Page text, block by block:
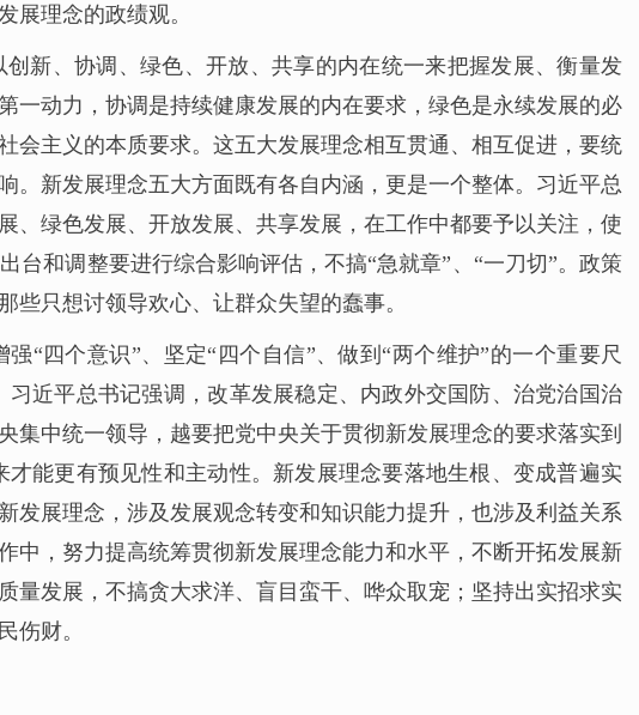
展理念的政绩观。
新、协调、绿色、开放、共享的内在统一来把握发展、衡量发
一动力，协调是持续健康发展的内在要求，绿色是永续发展的必
会主义的本质要求。这五大发展理念相互贯通、相互促进，要统
新发展理念五大方面既有各自内涵，更是一个整体。习近平总
绿色发展、开放发展、共享发展，在工作中都要予以关注，使
和调整要进行综合影响评估，不搞“急就章”、“一刀切”。政策
只想讨领导欢心、让群众失望的蠢事。
“四个意识”、坚定“四个自信”、做到“两个维护”的一个重要尺
近平总书记强调，改革发展稳定、内政外交国防、治党治国治
中统一领导，越要把党中央关于贯彻新发展理念的要求落实到
能更有预见性和主动性。新发展理念要落地生根、变成普遍实
发展理念，涉及发展观念转变和知识能力提升，也涉及利益关系
中，努力提高统筹贯彻新发展理念能力和水平，不断开拓发展新
发展，不搞贪大求洋、盲目蛮干、哗众取宠；坚持出实招求实
伤财。